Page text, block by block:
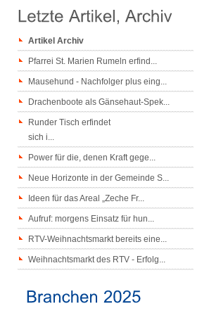
Artikel Archiv
Pfarrei St. Marien Rumeln erfind...
Mausehund - Nachfolger plus eing...
Drachenboote als Gänsehaut-Spek...
Runder Tisch erfindet
sich i...
Power für die, denen Kraft gege...
Neue Horizonte in der Gemeinde S...
Ideen für das Areal „Zeche Fr...
Aufruf: morgens Einsatz für hun...
RTV-Weihnachtsmarkt bereits eine...
Weihnachtsmarkt des RTV - Erfolg...